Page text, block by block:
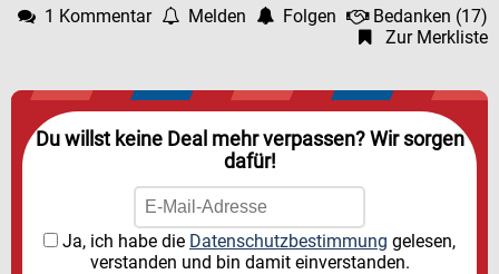
1 Kommentar Melden Folgen Bedanken (17)
Zur Merkliste
Du willst keine Deal mehr verpassen? Wir sorgen
dafür!
Ja, ich habe die Datenschutzbestimmung gelesen,
verstanden und bin damit einverstanden.